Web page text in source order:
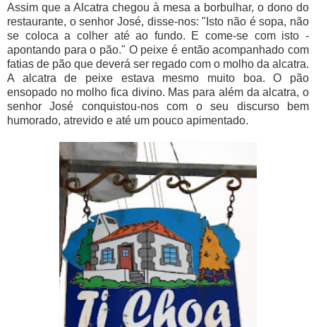
Assim que a Alcatra chegou à mesa a borbulhar, o dono do
restaurante, o senhor José, disse-nos: "Isto não é sopa, não
se coloca a colher até ao fundo. E come-se com isto -
apontando para o pão." O peixe é então acompanhado com
fatias de pão que deverá ser regado com o molho da alcatra.
A alcatra de peixe estava mesmo muito boa. O pão
ensopado no molho fica divino. Mas para além da alcatra, o
senhor José conquistou-nos com o seu discurso bem
humorado, atrevido e até um pouco apimentado.